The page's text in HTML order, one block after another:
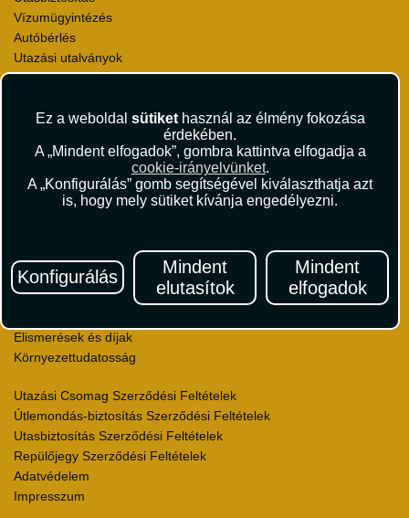
Ez a weboldal sütikethasznál az élmény fokozása
érdekében.
A „Mindent elfogadok”, gombra kattintva elfogadja a
cookie-irányelvünket.
A „Konfigurálás” gomb segítségével kiválaszthatja azt
is, hogy mely sütiket kívánja engedélyezni.
Konfigurálás
Mindent
elutasítok
Mindent
elfogadok
Vízumügyintézés
Autóbérlés
Utazási utalványok
Szállásértékelések
Céges utaztatás
Katalógus
Viszonteladás
Karrier
Elismerések és díjak
Környezettudatosság
Utazási Csomag Szerződési Feltételek
Útlemondás-biztosítás Szerződési Feltételek
Utasbiztosítás Szerződési Feltételek
Repülőjegy Szerződési Feltételek
Adatvédelem
Impresszum